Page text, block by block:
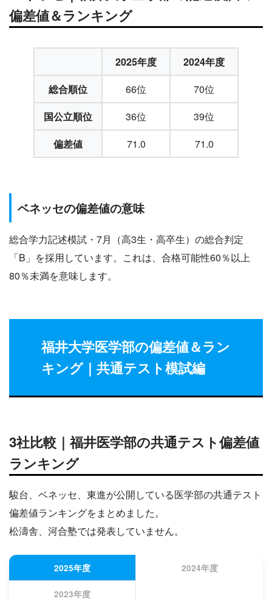
偏差値＆ランキング
2025年度
2024年度
総合順位
66位
70位
国公立順位
36位
39位
偏差値
71.0 71.0
ベネッセの偏差値の意味
総合学力記述模試・7月（高3生・高卒生）の総合判定
「B」を採用しています。これは、合格可能性60％以上
80％未満を意味します。
福井大学医学部の偏差値＆ラン
キング｜共通テスト模試編
3社比較｜福井医学部の共通テスト偏差値
ランキング
駿台、ベネッセ、東進が公開している医学部の共通テスト
偏差値ランキングをまとめました。
松濤舎、河合塾では発表していません。
2025年度 2024年度
2023年度